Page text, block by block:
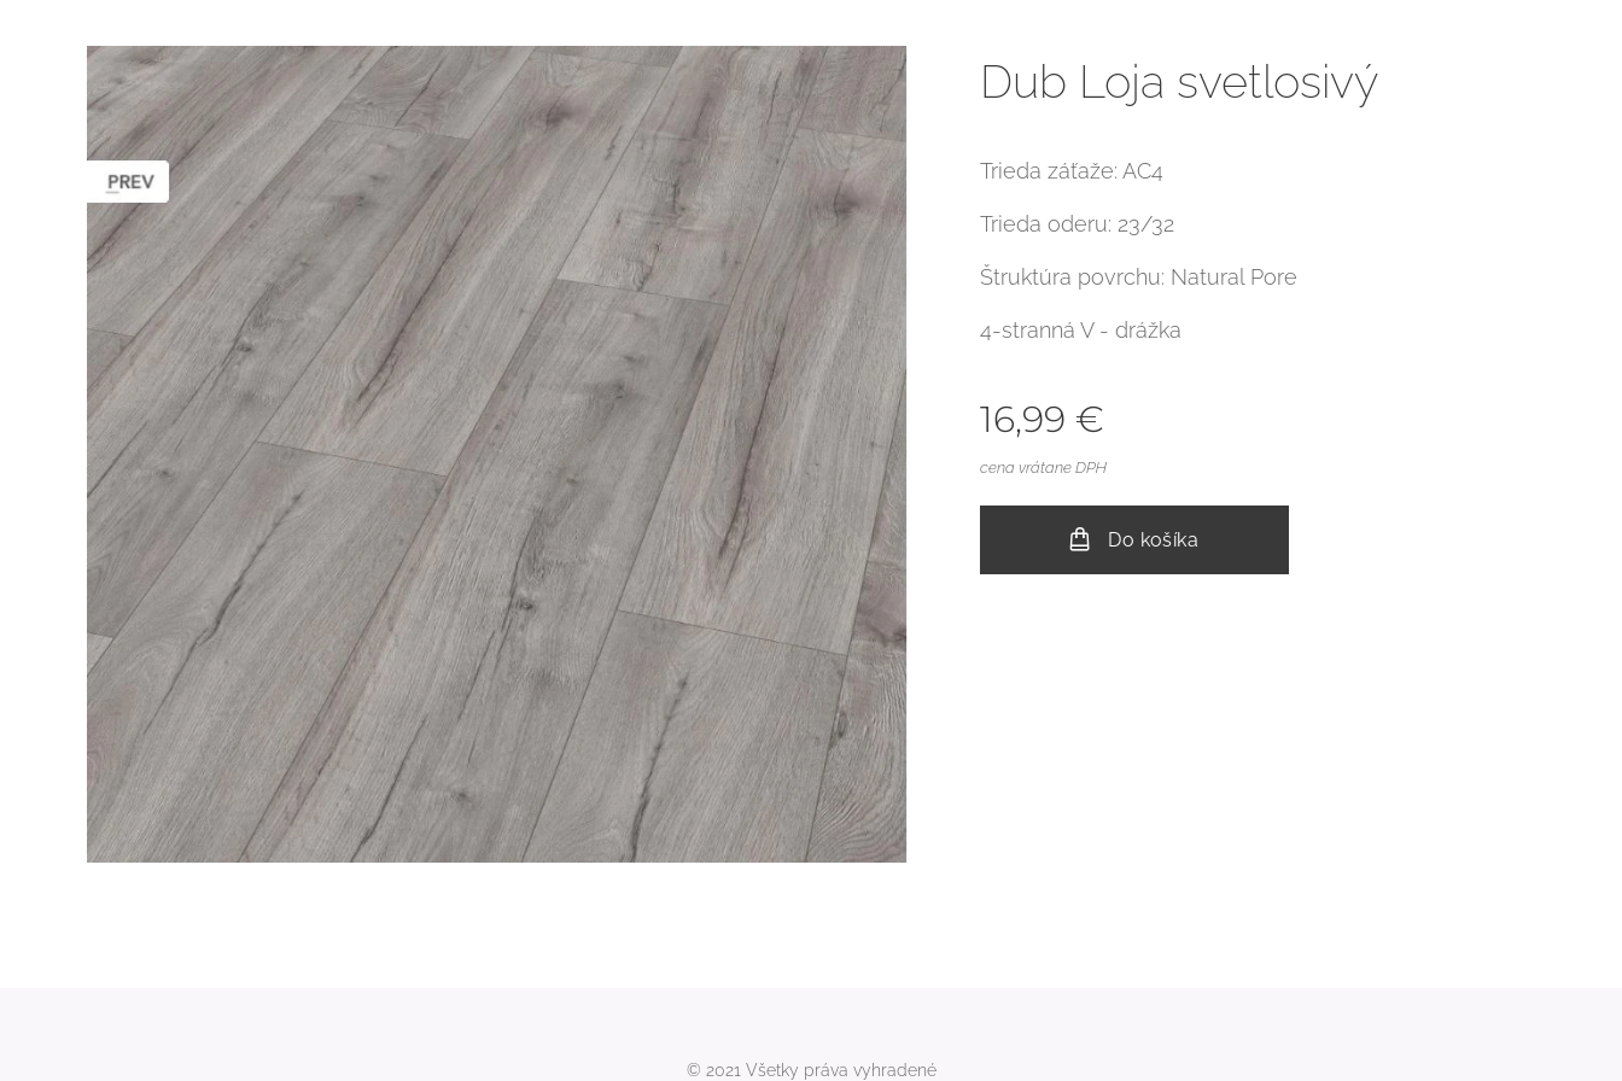
Dub Loja svetlosivý
Trieda záťaže: AC4
Trieda oderu: 23/32
Štruktúra povrchu: Natural Pore
4-stranná V - drážka
16,99 €
cena vrátane DPH
Do košíka
© 2021 Všetky práva vyhradené